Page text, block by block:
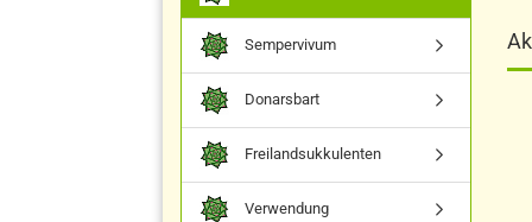
Sempervivum
Donarsbart
Freilandsukkulenten
Verwendung